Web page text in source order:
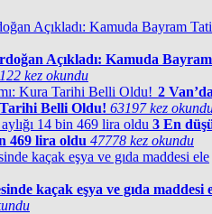
Açıkladı: Kamuda Bayram
kez okundu
2
Tarihi Belli Oldu! 63197 kez
3 En
469 lira oldu 47778 kez okundu
kaçak eşya ve gıda maddesi